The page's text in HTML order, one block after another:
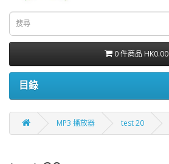
0 件商品 HK0.00
目錄
MP3 播放器 test 20